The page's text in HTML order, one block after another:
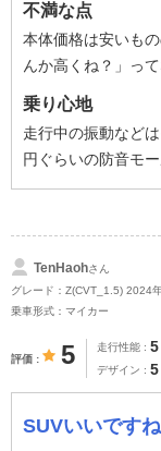
不満な点
本体価格は安いも
んか高くね？」っ
乗り心地
走行中の振動など
円ぐらいの防音モ
TenHaohさん
グレード：Z(CVT_1.5) 2024
乗車形式：マイカー
評価 5 走行性能 5
デザイン 5
SUVいいですね